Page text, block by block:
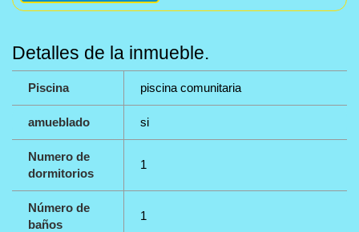
Detalles de la inmueble.
Piscina piscina comunitaria
amueblado si
Numero de
dormitorios
1
Número de
baños
1